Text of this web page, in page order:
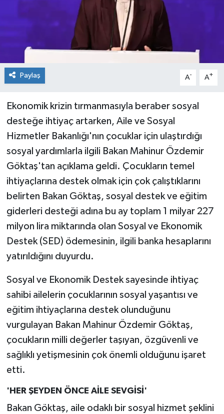
Paylaş A- A+
Ekonomik krizin tırmanmasıyla beraber sosyal
desteğe ihtiyaç artarken, Aile ve Sosyal
Hizmetler Bakanlığı'nın çocuklar için ulaştırdığı
sosyal yardımlarla ilgili Bakan Mahinur Özdemir
Göktaş'tan açıklama geldi. Çocukların temel
ihtiyaçlarına destek olmak için çok çalıştıklarını
belirten Bakan Göktaş, sosyal destek ve eğitim
giderleri desteği adına bu ay toplam 1 milyar 227
milyon lira miktarında olan Sosyal ve Ekonomik
Destek (SED) ödemesinin, ilgili banka hesaplarını
yatırıldığını duyurdu.
Sosyal ve Ekonomik Destek sayesinde ihtiyaç
sahibi ailelerin çocuklarının sosyal yaşantısı ve
eğitim ihtiyaçlarına destek olunduğunu
vurgulayan Bakan Mahinur Özdemir Göktaş,
çocukların milli değerler taşıyan, özgüvenli ve
sağlıklı yetişmesinin çok önemli olduğunu işaret
etti.
'HER ŞEYDEN ÖNCE AİLE SEVGİSİ'
Bakan Göktaş, aile odaklı bir sosyal hizmet şeklini
Türkiye